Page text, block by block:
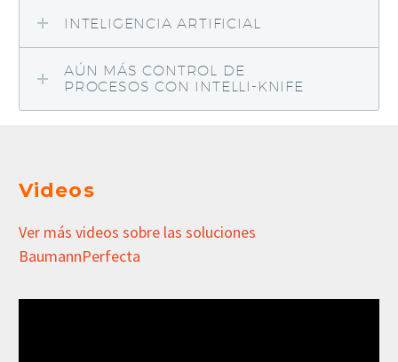
INTELIGENCIA ARTIFICIAL
AÚN MÁS CONTROL DE
PROCESOS CON INTELLI-KNIFE
Videos
Ver más videos sobre las soluciones
BaumannPerfecta